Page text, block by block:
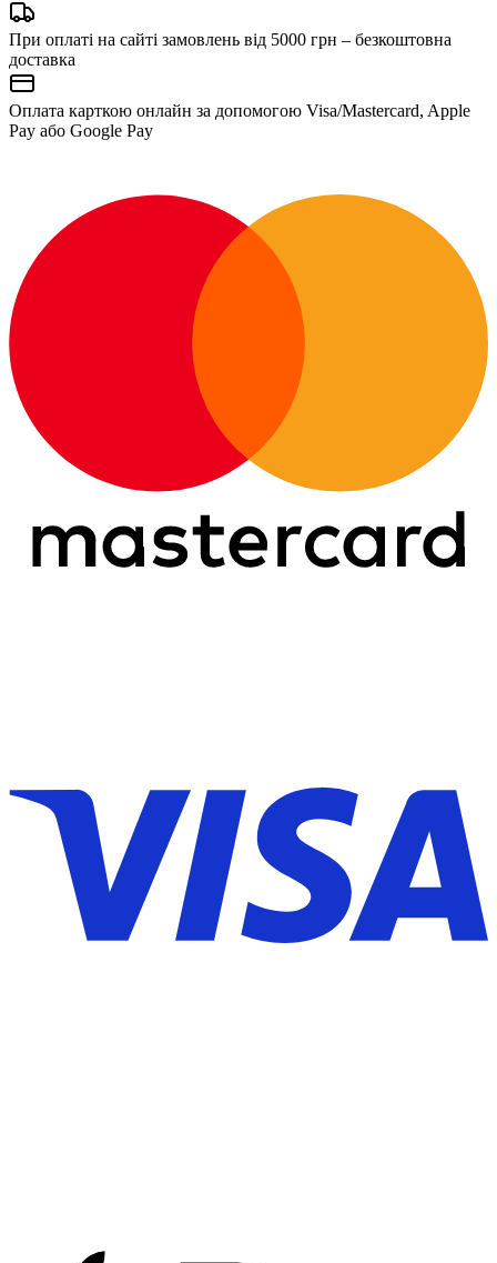
При оплаті на сайті замовлень від 5000 грн – безкоштовна
доставка
Оплата карткою онлайн за допомогою Visa/Mastercard, Apple
Pay або Google Pay